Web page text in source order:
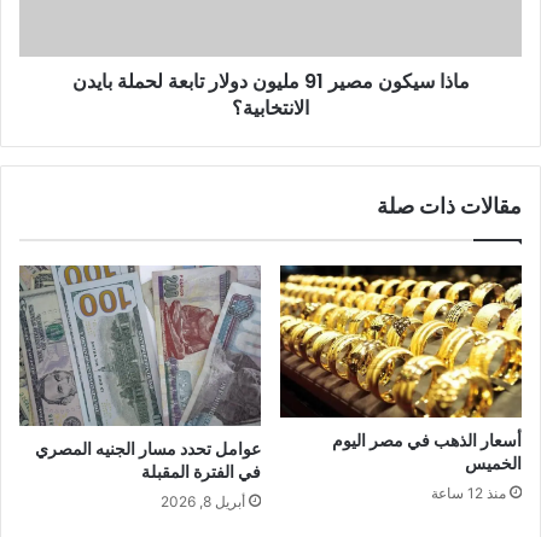
ماذا سيكون مصير 91 مليون دولار تابعة لحملة بايدن
الانتخابية؟
مقالات ذات صلة
أسعار الذهب في مصر اليوم
الخميس
منذ 12 ساعة
عوامل تحدد مسار الجنيه المصري
في الفترة المقبلة
أبريل 8, 2026